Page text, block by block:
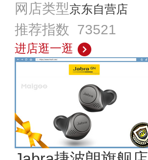
网店类型京东自营店
推荐指数 73521
进店逛一逛